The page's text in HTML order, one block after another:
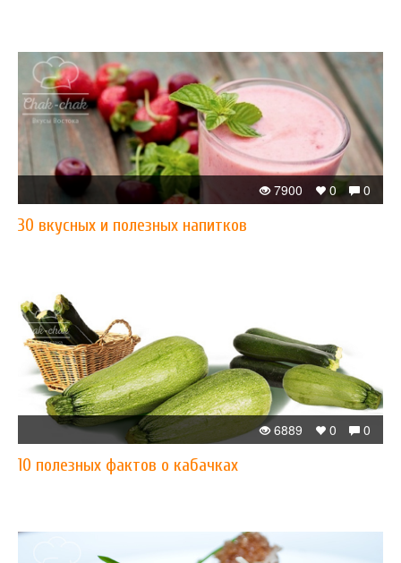
0
0
7900
30 вкусных и полезных напитков
0
0
6889
10 полезных фактов о кабачках